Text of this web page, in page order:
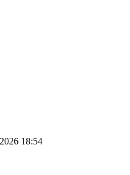
18:54